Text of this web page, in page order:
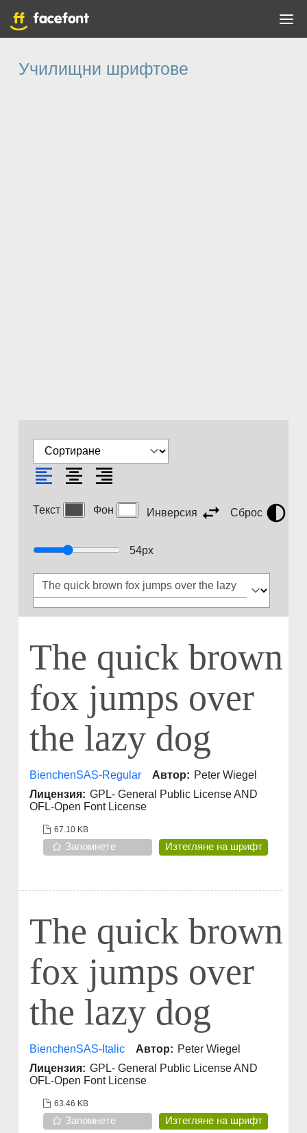
Училищни шрифтове
Текст Фон Инверсия Сброс
54px
The quick brown
fox jumps over
the lazy dog
BienchenSAS-Regular Автор: Peter Wiegel
Лицензия: GPL- General Public License AND
OFL-Open Font License
67.10 KB
Запомнете Изтегляне на шрифт
The quick brown
fox jumps over
the lazy dog
BienchenSAS-Italic Автор: Peter Wiegel
Лицензия: GPL- General Public License AND
OFL-Open Font License
63.46 KB
Запомнете Изтегляне на шрифт